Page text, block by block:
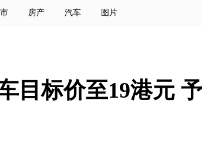
房产 汽车 图片
目标价至19港元